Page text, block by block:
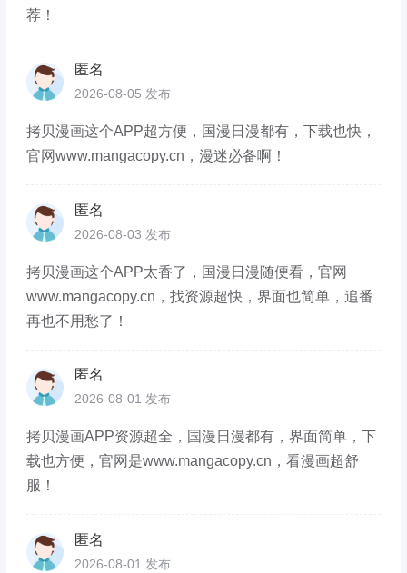
荐！
匿名
2026-08-05 发布
拷贝漫画这个APP超方便，国漫日漫都有，下载也快，
官网www.mangacopy.cn，漫迷必备啊！
匿名
2026-08-03 发布
拷贝漫画这个APP太香了，国漫日漫随便看，官网
www.mangacopy.cn，找资源超快，界面也简单，追番
再也不用愁了！
匿名
2026-08-01 发布
拷贝漫画APP资源超全，国漫日漫都有，界面简单，下
载也方便，官网是www.mangacopy.cn，看漫画超舒
服！
匿名
2026-08-01 发布